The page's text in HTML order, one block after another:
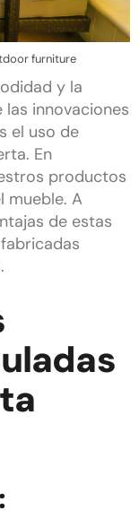
furniture
y la
las innovaciones
el uso de
En
productos
mueble. A
de estas